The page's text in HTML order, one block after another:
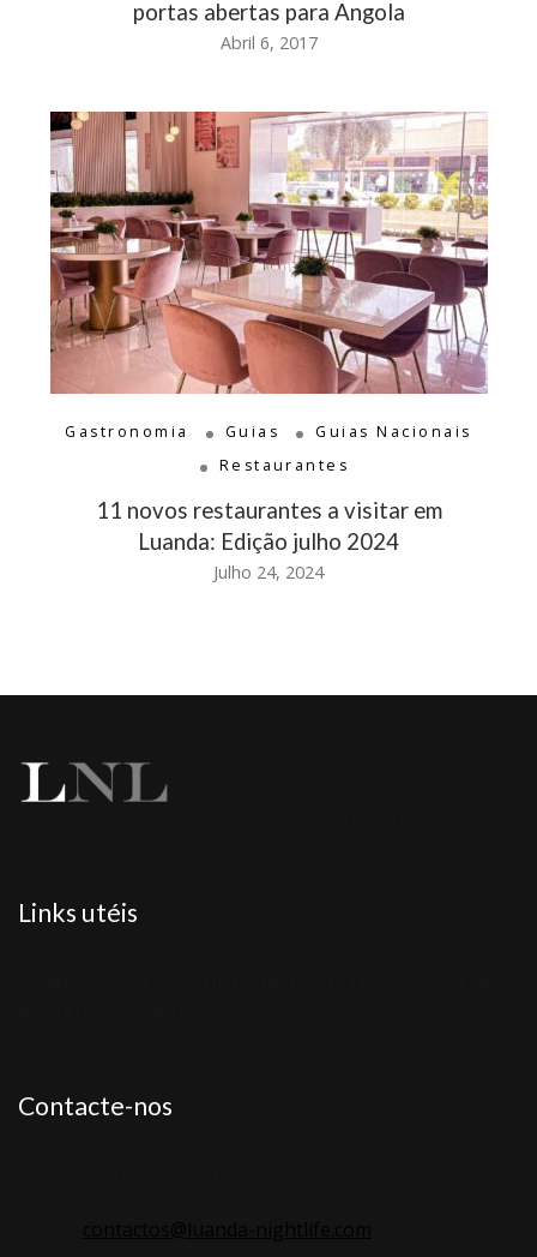
portas abertas para Angola
Abril 6, 2017
Gastronomia Guias
Guias Nacionais
Restaurantes
11 novos restaurantes a visitar em
Luanda: Edição julho 2024
Julho 24, 2024
Links utéis
Contacte-nos